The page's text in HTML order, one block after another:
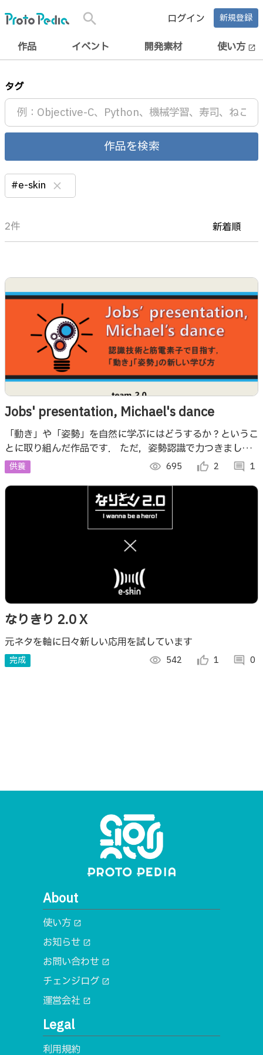
search ログイン 新規登録
作品 イベント 開発素材 使い方 open_in_new
タグ
作品を検索
#e-skin clear
2件 新着順
Jobs' presentation, Michael's dance
「動き」や「姿勢」を自然に学ぶにはどうするか？というこ
とに取り組んだ作品です． ただ，姿勢認識で力つきました...
先は長い．
供養 visibility 695 thumb_up_alt 2 comment 1
なりきり 2.0 X
元ネタを軸に日々新しい応用を試しています
完成 visibility 542 thumb_up_alt 1 comment 0
About
使い方 open_in_new
お知らせ open_in_new
お問い合わせ open_in_new
チェンジログ open_in_new
運営会社 open_in_new
Legal
利用規約